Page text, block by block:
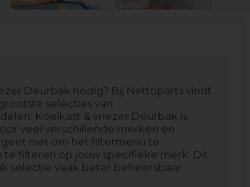
Deurbak nodig? Bij Nettoparts vindt
selecties van
Koelkast & vriezer Deurbak is
veel verschillende merken en
niet om het filtermenu te
te filteren op jouw specifieke merk. Dit
selectie vaak beter beheersbaar